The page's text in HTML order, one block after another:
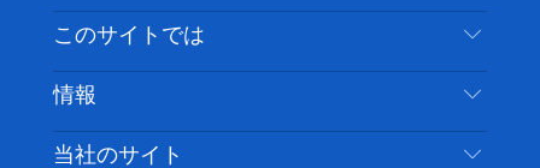
イ
ス
ブ
ッ
ク
ッ
タ
ー
チ
ー
ス
グ
ム
ッ
ト
ク
タ
レ
ス
ト
お問い合わせ
免責事項
クッキーに関する通知
このサイトでは
目的地
やるべきこと
情報
旅行情報
当社のサイト